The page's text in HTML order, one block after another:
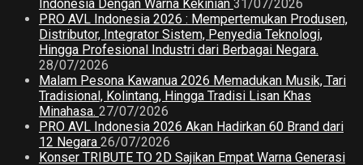
Indonesia Dengan Warna Kekinian 31/07/2026
PRO AVL Indonesia 2026 : Mempertemukan Produsen,
Distributor, Integrator Sistem, Penyedia Teknologi,
Hingga Profesional Industri dari Berbagai Negara.
28/07/2026
Malam Pesona Kawanua 2026 Memadukan Musik, Tari
Tradisional, Kolintang, Hingga Tradisi Lisan Khas
Minahasa. 27/07/2026
PRO AVL Indonesia 2026 Akan Hadirkan 60 Brand dari
12 Negara 26/07/2026
Konser TRIBUTE TO 2D Sajikan Empat Warna Generasi